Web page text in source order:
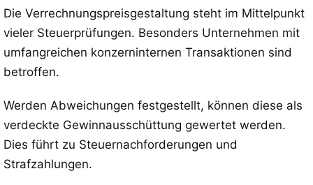
Die Verrechnungspreisgestaltung steht im Mittelpunkt
vieler Steuerprüfungen. Besonders Unternehmen mit
umfangreichen konzerninternen Transaktionen sind
betroffen.
Werden Abweichungen festgestellt, können diese als
verdeckte Gewinnausschüttung gewertet werden.
Dies führt zu Steuernachforderungen und
Strafzahlungen.